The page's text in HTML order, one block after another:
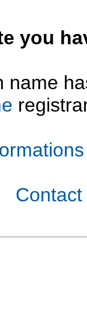
you
name